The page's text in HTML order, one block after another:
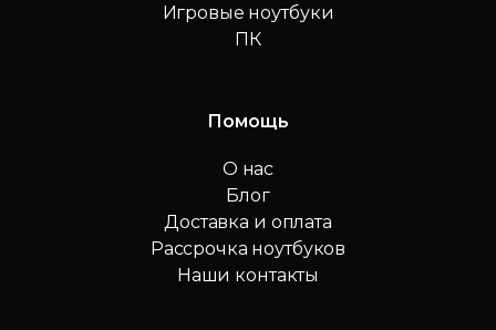
Игровые ноутбуки
ПК
Помощь
О нас
Блог
Доставка и оплата
Рассрочка ноутбуков
Наши контакты